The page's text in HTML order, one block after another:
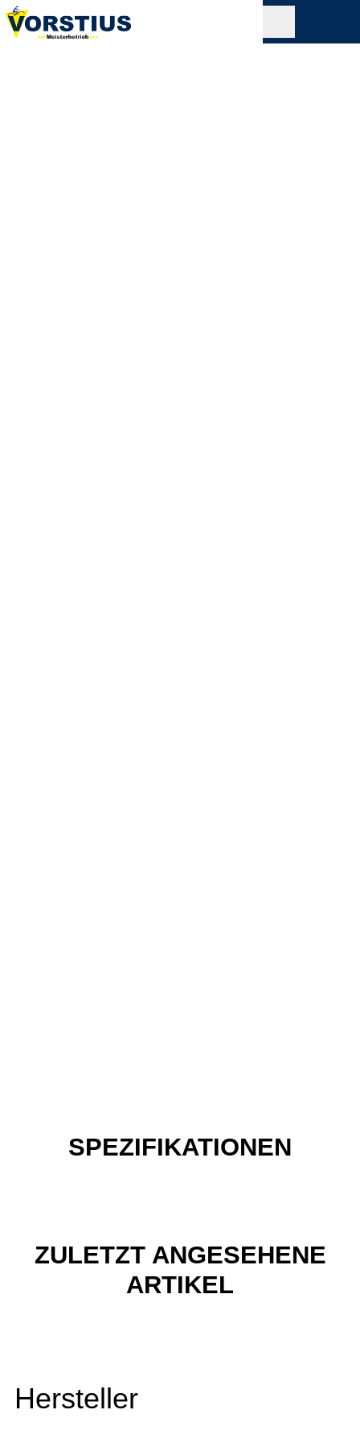
SPEZIFIKATIONEN
ZULETZT ANGESEHENE
ARTIKEL
Hersteller